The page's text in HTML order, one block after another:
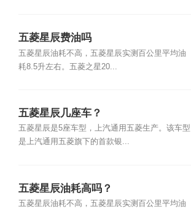
五菱星辰费油吗
五菱星辰油耗不高，五菱星辰实测百公里平均油
耗8.5升左右。五菱之星20...
五菱星辰几座车？
五菱星辰是5座车型，上汽通用五菱生产。该车型
是上汽通用五菱旗下的首款银...
五菱星辰油耗高吗？
五菱星辰油耗不高，五菱星辰实测百公里平均油